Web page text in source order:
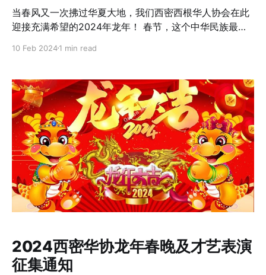
当春风又一次拂过华夏大地，我们西密西根华人协会在此
迎接充满希望的2024年龙年！ 春节，这个中华民族最为
美好期盼。龙，作为中国文化中的吉祥象征，承载着力
追忆那些古老的传统：家家户户贴春联、挂灯笼，儿女们
回家团圈，长辈们赠予红包，一家人围炉夜话，共叙天
伦。每一个习俗都是我们文化的缩影，每一次庆祝都是对
传统的传承。 在龙年到来之际，愿每一位华协会员和社区
的朋友们都能如龙般翱翔天际，展现生命的璀璨光华。愿
我们的文化之根深植于这片热土，让中华文明的花朵在世
界各地绽放。 最后，愿大家在龙年里龙马精神，万事如
意，心想事成，2024年龙年大吉！
10 Feb 20241 min read
2024西密华协龙年春晚及才艺表演
征集通知